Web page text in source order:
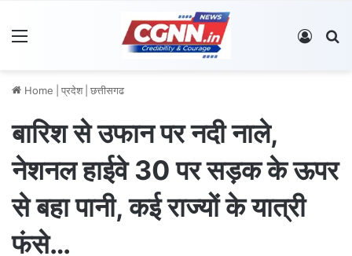
Log In
Home प्रदेश छत्तीसगढ
बारिश से उफान पर नदी नाले,
नेशनल हाईवे 30 पर सड़क के ऊपर
से बहा पानी, कई राज्यों के यात्री
फंसे…